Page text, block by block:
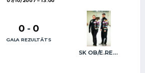
SK OB/E.REGŽA R.FREIDENSONS
0 - 0
GALA REZULTĀTS